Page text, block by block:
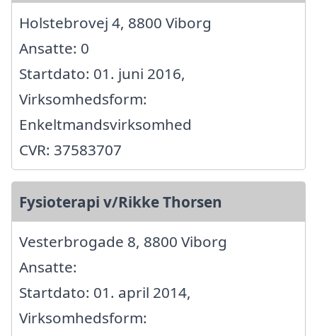
Holstebrovej 4, 8800 Viborg
Ansatte: 0
Startdato: 01. juni 2016,
Virksomhedsform:
Enkeltmandsvirksomhed
CVR: 37583707
Fysioterapi v/Rikke Thorsen
Vesterbrogade 8, 8800 Viborg
Ansatte:
Startdato: 01. april 2014,
Virksomhedsform: